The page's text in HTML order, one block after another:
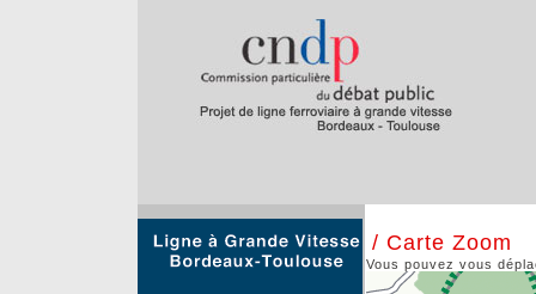
/ Carte Zoom
Vous pouvez vous